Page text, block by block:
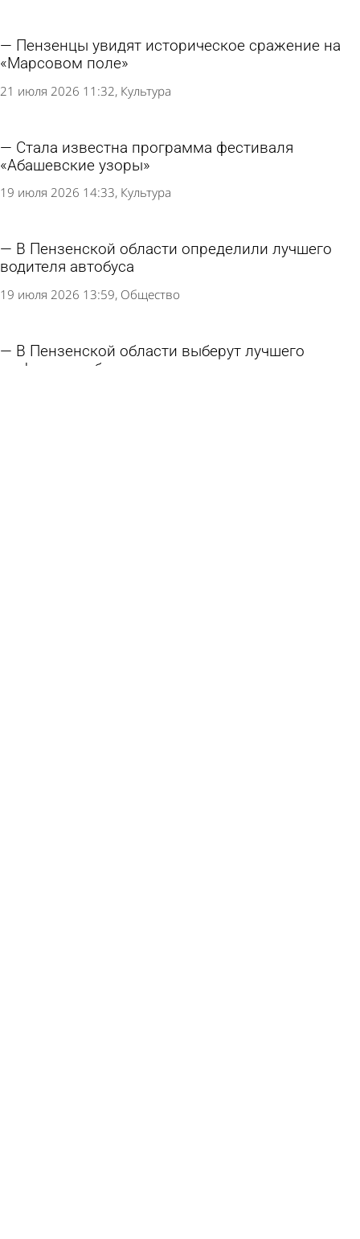
Пензенцы увидят историческое сражение на
«Марсовом поле»
21 июля 2026 11:32 Культура
Стала известна программа фестиваля
«Абашевские узоры»
19 июля 2026 14:33 Культура
В Пензенской области определили лучшего
водителя автобуса
19 июля 2026 13:59 Общество
В Пензенской области выберут лучшего
шофера автобуса